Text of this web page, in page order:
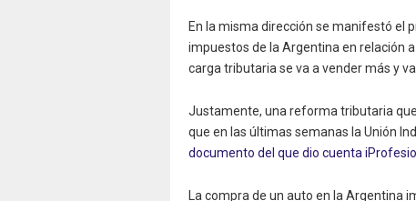
En la misma dirección se manifestó el
impuestos de la Argentina en relación a
carga tributaria se va a vender más y
Justamente, una reforma tributaria
que en las últimas semanas la Unión
documento del que dio cuenta
La compra de un auto en la Argentina